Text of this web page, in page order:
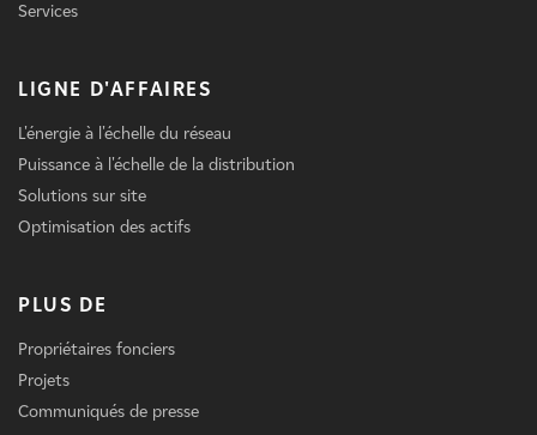
Services
LIGNE D'AFFAIRES
L'énergie à l'échelle du réseau
Puissance à l'échelle de la distribution
Solutions sur site
Optimisation des actifs
PLUS DE
Propriétaires fonciers
Projets
Communiqués de presse